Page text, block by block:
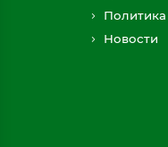
Политика
Новости